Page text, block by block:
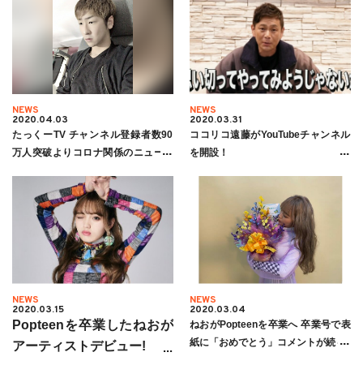
NEWS
2020.04.03
たっくーTV チャンネル登録者数90
万人突破よりコロナ関係のニュース
NEWS
2020.03.31
ココリコ遠藤がYouTubeチャンネル
を開設！
NEWS
2020.03.15
Popteenを卒業したねおが
アーティストデビュー!
NEWS
2020.03.04
ねおがPopteenを卒業へ 卒業号で表
紙に「おめでとう」コメントが続々